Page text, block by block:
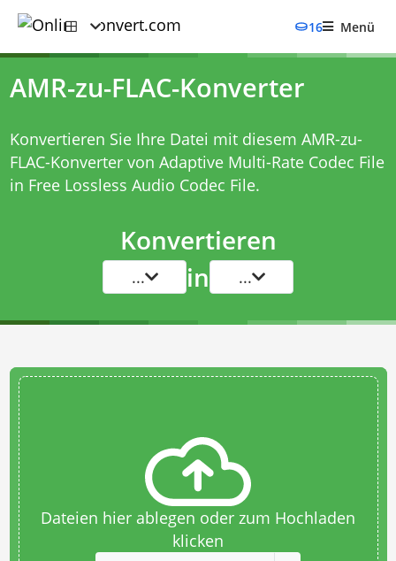
16 Menü
AMR-zu-FLAC-Konverter
Konvertieren Sie Ihre Datei mit diesem AMR-zu-
FLAC-Konvertervon Adaptive Multi-Rate Codec File
in Free Lossless Audio Codec File.
Konvertieren
... in ...
Dateien hier ablegen oder zum Hochladen
klicken